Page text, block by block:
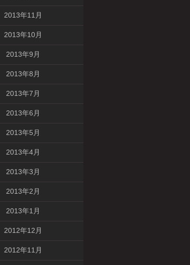
2013年11月
2013年10月
2013年9月
2013年8月
2013年7月
2013年6月
2013年5月
2013年4月
2013年3月
2013年2月
2013年1月
2012年12月
2012年11月